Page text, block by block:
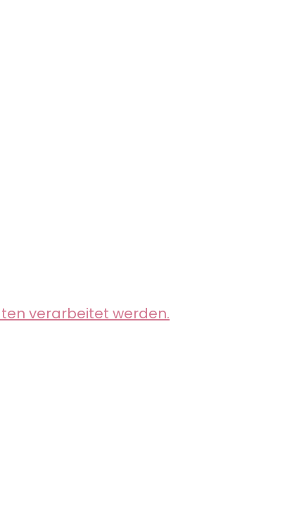
verarbeitet werden.